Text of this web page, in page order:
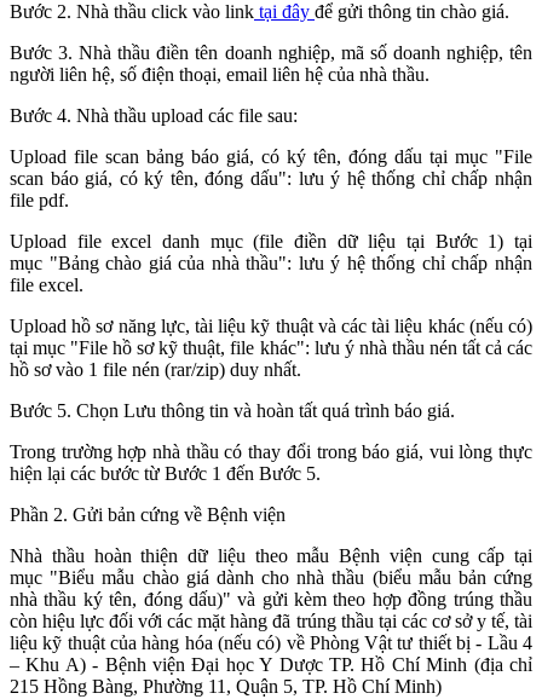
Bước 2. Nhà thầu click vào link tại đây để gửi thông tin chào giá.
Bước 3. Nhà thầu điền tên doanh nghiệp, mã số doanh nghiệp, tên
người liên hệ, số điện thoại, email liên hệ của nhà thầu.
Bước 4. Nhà thầu upload các file sau:
Upload file scan bảng báo giá, có ký tên, đóng dấu tại mục "File
scan báo giá, có ký tên, đóng dấu": lưu ý hệ thống chỉ chấp nhận
file pdf.
Upload file excel danh mục (file điền dữ liệu tại Bước 1) tại
mục "Bảng chào giá của nhà thầu": lưu ý hệ thống chỉ chấp nhận
file excel.
Upload hồ sơ năng lực, tài liệu kỹ thuật và các tài liệu khác (nếu có)
tại mục "File hồ sơ kỹ thuật, file khác": lưu ý nhà thầu nén tất cả các
hồ sơ vào 1 file nén (rar/zip) duy nhất.
Bước 5. Chọn Lưu thông tin và hoàn tất quá trình báo giá.
Trong trường hợp nhà thầu có thay đổi trong báo giá, vui lòng thực
hiện lại các bước từ Bước 1 đến Bước 5.
Phần 2. Gửi bản cứng về Bệnh viện
Nhà thầu hoàn thiện dữ liệu theo mẫu Bệnh viện cung cấp tại
mục "Biểu mẫu chào giá dành cho nhà thầu (biểu mẫu bản cứng
nhà thầu ký tên, đóng dấu)" và gửi kèm theo hợp đồng trúng thầu
còn hiệu lực đối với các mặt hàng đã trúng thầu tại các cơ sở y tế, tài
liệu kỹ thuật của hàng hóa (nếu có) về Phòng Vật tư thiết bị - Lầu 4
– Khu A) - Bệnh viện Đại học Y Dược TP. Hồ Chí Minh (địa chỉ
215 Hồng Bàng, Phường 11, Quận 5, TP. Hồ Chí Minh)